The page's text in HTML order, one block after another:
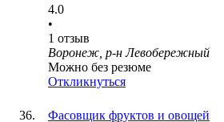
4.0
•
1 отзыв
Воронеж, р-н Левобережный
Можно без резюме
Откликнуться
Фасовщик фруктов и овощей